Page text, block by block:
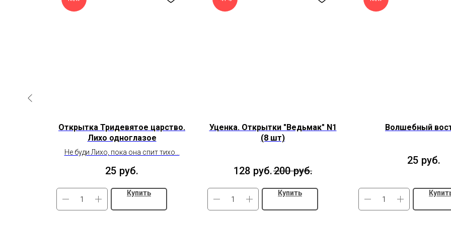
Открытка Тридевятое царство.
Лихо одноглазое
Не буди Лихо, пока она спит тихо...
25 руб.
Купить
Уценка. Открытки "Ведьмак" N1
(8 шт)
128 руб.200 руб.
Купить
Волшебный
25 руб.